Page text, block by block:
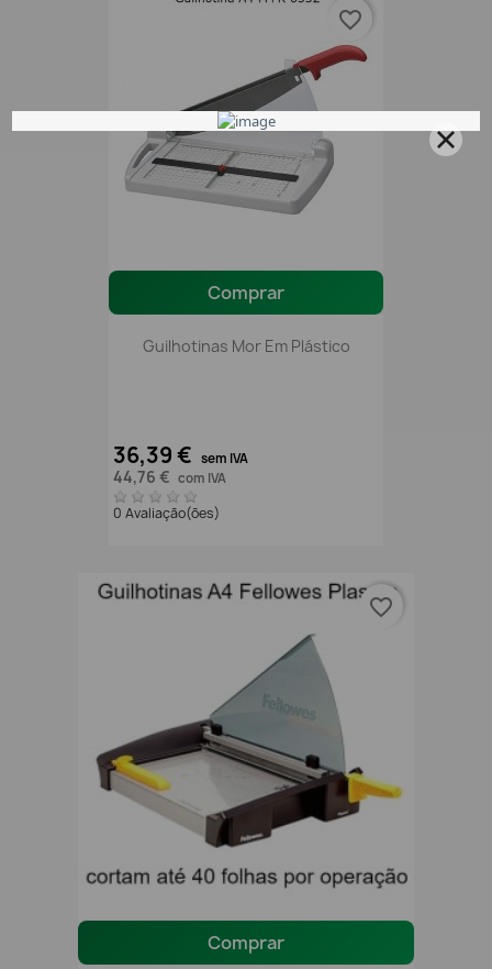
Comprar
Guilhotinas Mor Em Plástico
36,39 € sem IVA
44,76 € com IVA
0 Avaliação(ões)
favorite_border
Comprar
favorite_border